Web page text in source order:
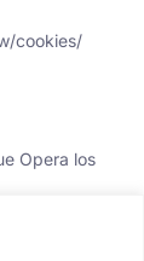
cookies/
Opera los